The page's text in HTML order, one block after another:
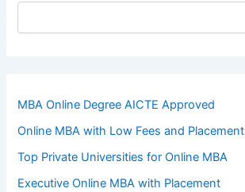
MBA Online Degree AICTE Approved
Online MBA with Low Fees and Placement
Top Private Universities for Online MBA
Executive Online MBA with Placement